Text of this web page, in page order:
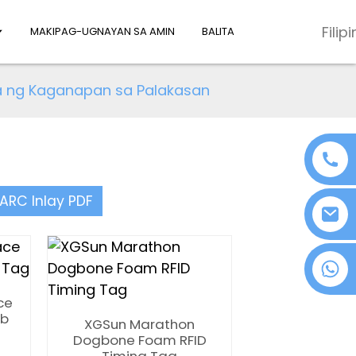
MAKIPAG-UGNAYAN SA AMIN BALITA
+86 18076372139
Kaganapan sa Palakasan
Inlay PDF
XGSun Marathon
Dogbone Foam RFID